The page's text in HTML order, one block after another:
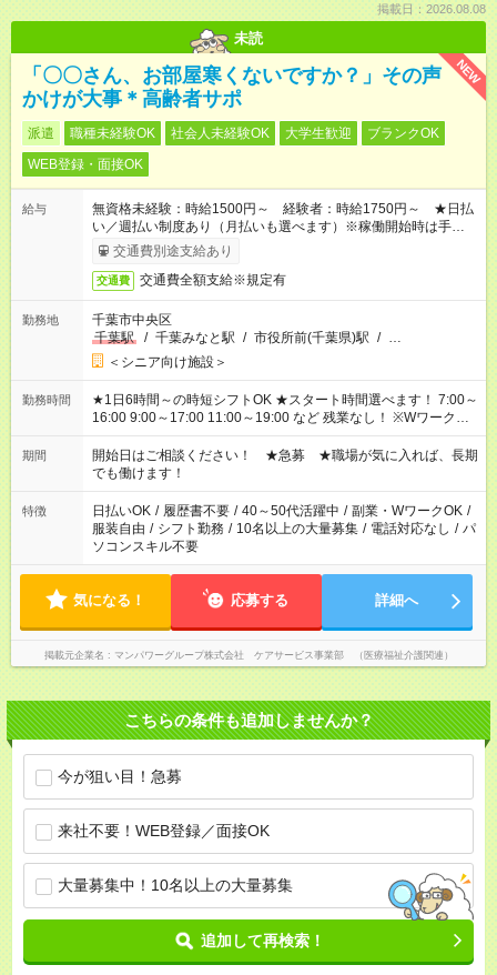
掲載日：2026.08.08
未読
NEW
「〇〇さん、お部屋寒くないですか？」その声
かけが大事＊高齢者サポ
派遣 職種未経験OK 社会人未経験OK 大学生歓迎
ブランクOK
WEB登録・面接OK
給与
無資格未経験：時給1500円～ 経験者：時給1750円～ ★日払
い／週払い制度あり（月払いも選べます）※稼働開始時は手続き
完了次第のお支払いとなります。
交通費別途支給あり
交通費 交通費全額支給※規定有
勤務地
千葉市中央区
千葉駅
/ 千葉みなと駅 / 市役所前(千葉県)駅 / …
＜シニア向け施設＞
勤務時間
★1日6時間～の時短シフトOK ★スタート時間選べます！ 7:00～
16:00 9:00～17:00 11:00～19:00 など 残業なし！ ※Wワークの
場合、他のお仕事と合わせ週40時間超の就業はご案内できませ
ん ※法令に基づき、週20時間以上勤務は社会保険への加入対象
となります ※労働者派遣法（日雇い派遣の原則禁止）により、
短時間・短期間の就業はご案内が難しい場合があります
期間
開始日はご相談ください！ ★急募 ★職場が気に入れば、長期
でも働けます！
特徴 日払いOK / 履歴書不要 / 40～50代活躍中 / 副業・WワークOK /
服装自由 / シフト勤務 / 10名以上の大量募集 / 電話対応なし / パ
ソコンスキル不要
気になる！ 応募する 詳細へ
掲載元企業名 マンパワーグループ株式会社 ケアサービス事業部 （医療福祉介護関連）
こちらの条件も追加しませんか？
今が狙い目！急募
来社不要！WEB登録／面接OK
大量募集中！10名以上の大量募集
追加して再検索！